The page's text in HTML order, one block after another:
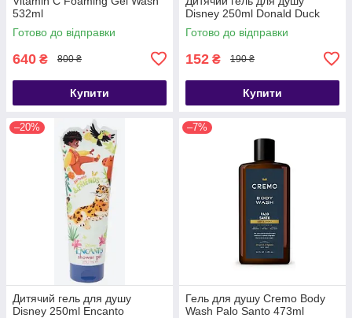
532ml
Готово до відправки
640 ₴ 800 ₴
Купити
Disney 250ml Donald Duck
Готово до відправки
152 ₴ 190 ₴
Купити
–20%
Дитячий гель для душу
Disney 250ml Encanto
–7%
Гель для душу Cremo Body
Wash Palo Santo 473ml